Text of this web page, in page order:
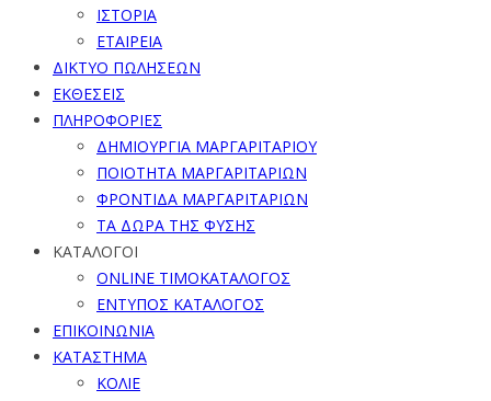
ΙΣΤΟΡΙΑ
ΕΤΑΙΡΕΙΑ
ΔΙΚΤΥΟ ΠΩΛΗΣΕΩΝ
ΕΚΘΕΣΕΙΣ
ΠΛΗΡΟΦΟΡΙΕΣ
ΔΗΜΙΟΥΡΓΙΑ ΜΑΡΓΑΡΙΤΑΡΙΟΥ
ΠΟΙΟΤΗΤΑ ΜΑΡΓΑΡΙΤΑΡΙΩΝ
ΦΡΟΝΤΙΔΑ ΜΑΡΓΑΡΙΤΑΡΙΩΝ
ΤΑ ΔΩΡΑ ΤΗΣ ΦΥΣΗΣ
ΚΑΤΑΛΟΓΟΙ
ONLINE ΤΙΜΟΚΑΤΑΛΟΓΟΣ
ΕΝΤΥΠΟΣ ΚΑΤΑΛΟΓΟΣ
ΕΠΙΚΟΙΝΩΝΙΑ
ΚΑΤΑΣΤΗΜΑ
ΚΟΛΙΕ